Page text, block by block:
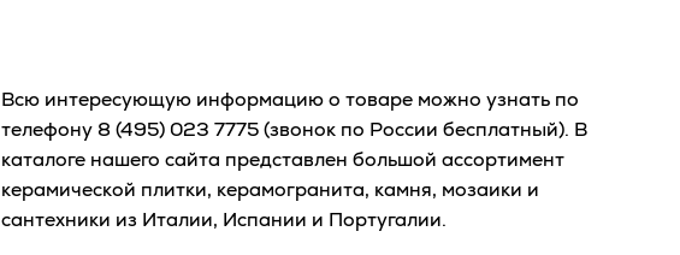
Всю интересующую информацию о товаре можно узнать по
телефону 8 (495) 023 7775(звонок по России бесплатный). В
каталоге нашего сайта представлен большой ассортимент
керамической плитки, керамогранита, камня, мозаики и
сантехники из Италии, Испании и Португалии.